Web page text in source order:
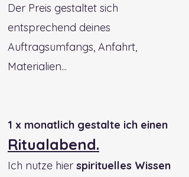
Der Preis gestaltet sich
entsprechend deines
Auftragsumfangs, Anfahrt,
Materialien...
1 x monatlich gestalte ich einen
Ritualabend.
Ich nutze hier spirituelles Wissen